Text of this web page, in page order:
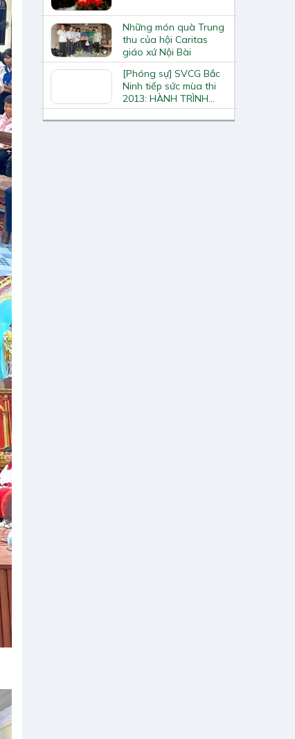
Những món quà Trung
thu của hội Caritas
giáo xứ Nội Bài
[Phóng sự] SVCG Bắc
Ninh tiếp sức mùa thi
2013: HÀNH TRÌNH
YÊU THƯƠNG